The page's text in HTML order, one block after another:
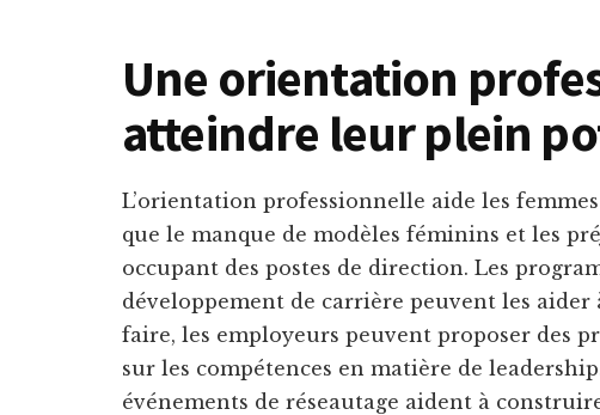
Une orientation
atteindre leur plein
L’orientation professionnelle aide les
que le manque de modèles féminins et les
occupant des postes de direction. Les
développement de carrière peuvent les
faire, les employeurs peuvent proposer des
sur les compétences en matière de
événements de réseautage aident à